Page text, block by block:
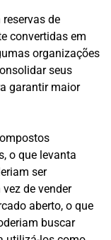
de
convertidas em
organizações
seus
garantir maior
o que levanta
ser
de vender
aberto, o que
buscar